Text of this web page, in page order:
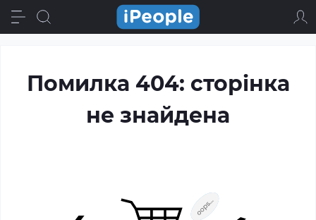
Помилка 404: сторінка
не знайдена